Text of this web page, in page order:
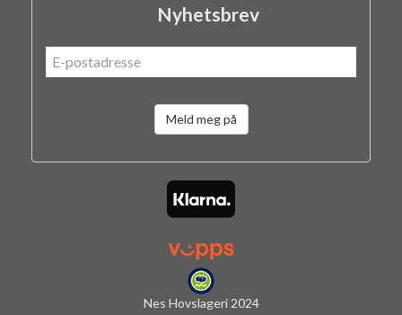
Nyhetsbrev
Meld meg på
Nes Hovslageri 2024